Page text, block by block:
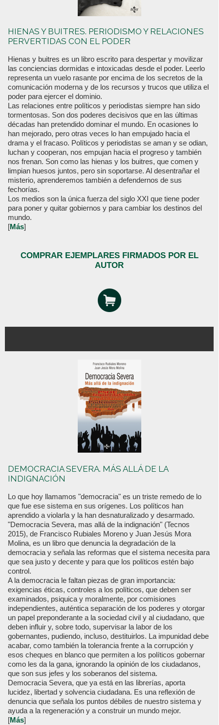
HIENAS Y BUITRES. PERIODISMO Y RELACIONES
PERVERTIDAS CON EL PODER
Hienas y buitres es un libro escrito para despertar y movilizar
las conciencias dormidas e intoxicadas desde el poder. Leerlo
representa un vuelo rasante por encima de los secretos de la
comunicación moderna y de los recursos y trucos que utiliza el
poder para ejercer el dominio.
Las relaciones entre políticos y periodistas siempre han sido
tormentosas. Son dos poderes decisivos que en las últimas
décadas han pretendido dominar el mundo. En ocasiones lo
han mejorado, pero otras veces lo han empujado hacia el
drama y el fracaso. Políticos y periodistas se aman y se odian,
luchan y cooperan, nos empujan hacia el progreso y también
nos frenan. Son como las hienas y los buitres, que comen y
limpian huesos juntos, pero sin soportarse. Al desentrañar el
misterio, aprenderemos también a defendernos de sus
fechorías.
Los medios son la única fuerza del siglo XXI que tiene poder
para poner y quitar gobiernos y para cambiar los destinos del
mundo.
[Más]
COMPRAR EJEMPLARES FIRMADOS POR EL
AUTOR
DEMOCRACIA SEVERA. MÁS ALLÁ DE LA
INDIGNACIÓN
Lo que hoy llamamos "democracia" es un triste remedo de lo
que fue ese sistema en sus orígenes. Los políticos han
aprendido a violarla y la han desnaturalizado y desarmado.
"Democracia Severa, mas allá de la indignación" (Tecnos
2015), de Francisco Rubiales Moreno y Juan Jesús Mora
Molina, es un libro que denuncia la degradación de la
democracia y señala las reformas que el sistema necesita para
que sea justo y decente y para que los políticos estén bajo
control.
A la democracia le faltan piezas de gran importancia:
exigencias éticas, controles a los políticos, que deben ser
examinados, psiquica y moralmente, por comisiones
independientes, auténtica separación de los poderes y otorgar
un papel preponderante a la sociedad civil y al ciudadano, que
deben influir y, sobre todo, supervisar la labor de los
gobernantes, pudiendo, incluso, destituirlos. La impunidad debe
acabar, como también la tolerancia frente a la corrupción y
esos cheques en blanco que permiten a los políticos gobernar
como les da la gana, ignorando la opinión de los ciudadanos,
que son sus jefes y los soberanos del sistema.
Democracia Severa, que ya está en las librerías, aporta
lucidez, libertad y solvencia ciudadana. Es una reflexión de
denuncia que señala los puntos débiles de nuestro sistema y
ayuda a la regeneración y a construir un mundo mejor.
[Más]